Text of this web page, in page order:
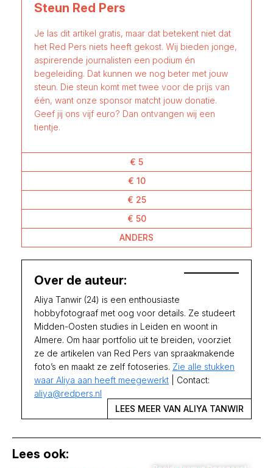
Steun Red Pers
Je las dit artikel gratis, maar dat betekent niet dat
het Red Pers niets heeft gekost. Wij bieden jonge,
aspirerende journalisten een podium én
begeleiding. Dat kunnen we nog beter met jouw
steun. Die steun komt met twee voor de prijs van
één, want onze sponsor matcht jouw donatie.
Geef jij ons vijf euro? Dan ontvangen wij een
tientje.
€ 5
€ 10
€ 25
€ 50
ANDERS
Over de auteur:
Aliya Tanwir (24) is een enthousiaste
hobbyfotograaf met oog voor details. Ze studeert
Midden-Oosten studies in Leiden en woont in
Almere. Om haar portfolio uit te breiden, voorziet
ze de artikelen van Red Pers van spraakmakende
foto’s en maakt ze zelf fotoseries. Zie alle stukken
waar Aliya aan heeft meegewerkt | Contact:
aliya@redpers.nl
LEES MEER VAN ALIYA TANWIR
Lees ook: